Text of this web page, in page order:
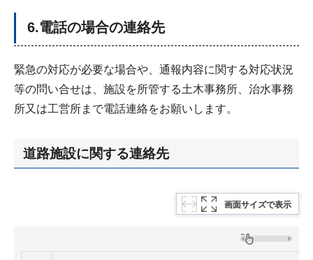
6.電話の場合の連絡先
緊急の対応が必要な場合や、通報内容に関する対応状況
等の問い合せは、施設を所管する土木事務所、治水事務
所又は工営所まで電話連絡をお願いします。
道路施設に関する連絡先
画面サイズで表示